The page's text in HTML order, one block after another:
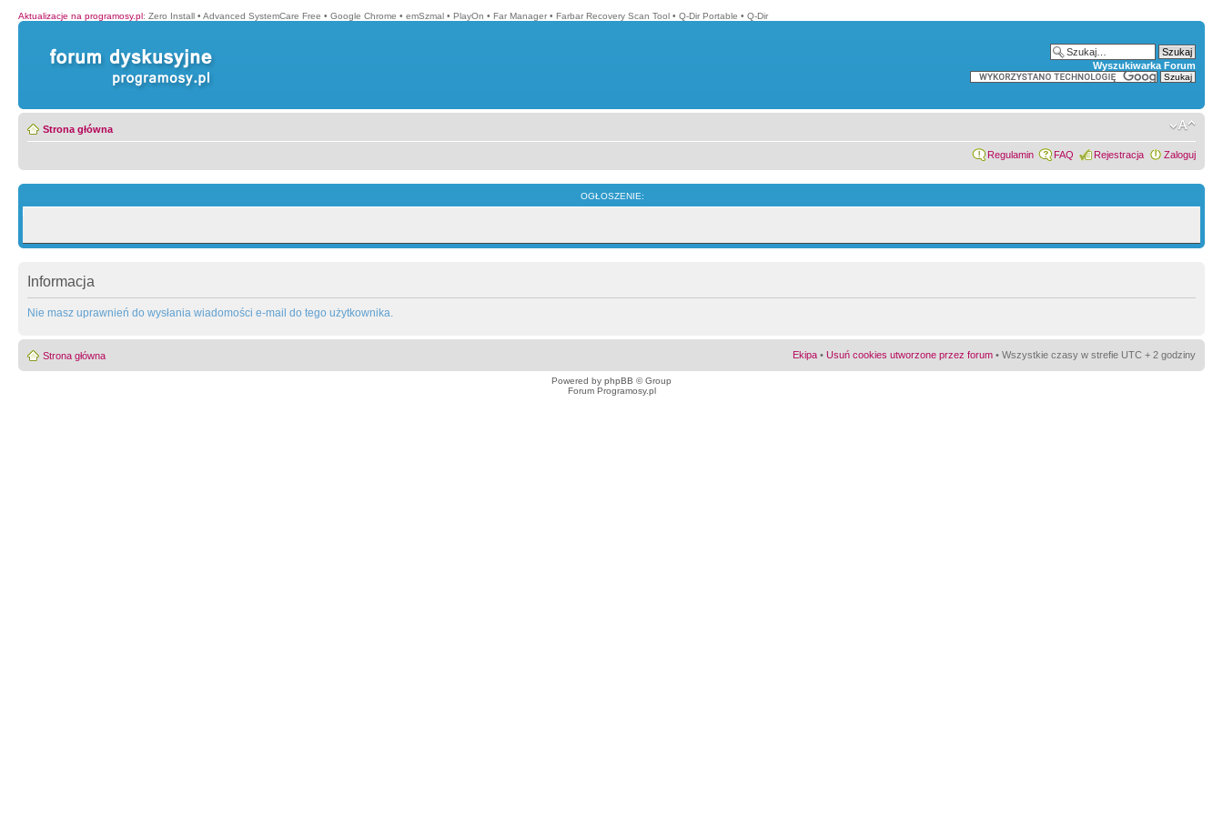
Aktualizacje na programosy.pl: Zero Install • Advanced SystemCare Free • Google Chrome • emSzmal • PlayOn • Far Manager • Farbar Recovery Scan Tool • Q-Dir Portable • Q-Dir
Wyszukiwarka Forum
Strona główna
Regulamin FAQ Rejestracja Zaloguj
OGŁOSZENIE:
Informacja
Nie masz uprawnień do wysłania wiadomości e-mail do tego użytkownika.
Strona główna Ekipa • Usuń cookies utworzone przez forum • Wszystkie czasy w strefie UTC + 2 godziny
Powered by phpBB © Group
Forum Programosy.pl